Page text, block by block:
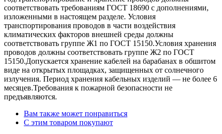
соответствовать требованиям ГОСТ 18690 с дополнениями,
изложенными в настоящем разделе. Условия
транспортирования проводов в части воздействия
климатических факторов внешней среды должны
соответствовать группе Ж1 по ГОСТ 15150.Условия хранения
проводов должны соответствовать группе Ж2 по ГОСТ
15150.Допускается хранение кабелей на барабанах в обшитом
виде на открытых площадках, защищенных от солнечного
излучения. Период хранения кабельных изделий — не более 6
месяцев.Требования к пожарной безопасности не
предъявляются.
Вам также может понравиться
С этим товаром покупают